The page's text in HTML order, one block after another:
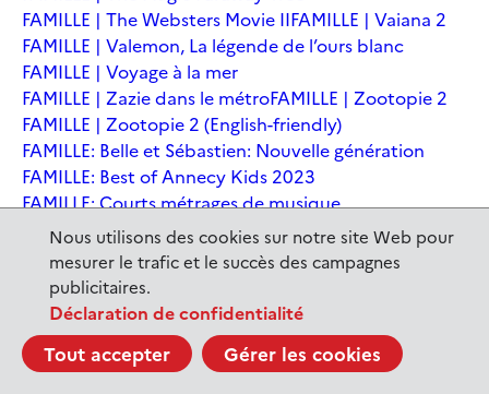
Nous utilisons des cookies sur notre site Web pour
mesurer le trafic et le succès des campagnes
publicitaires.
Déclaration de confidentialité
Tout accepter Gérer les cookies
FAMILLE | The Websters Movie IIFAMILLE | Vaiana 2
FAMILLE | Valemon, La légende de l’ours blanc
FAMILLE | Voyage à la mer
FAMILLE | Zazie dans le métroFAMILLE | Zootopie 2
FAMILLE | Zootopie 2 (English-friendly)
FAMILLE: Belle et Sébastien: Nouvelle génération
FAMILLE: Best of Annecy Kids 2023
FAMILLE: Courts métrages de musique
FAMILLE: Courts-métrages
FAMILLE: Cycle: Drôles de rencontres
FAMILLE: En sortant de l'école - Andrée Chedid
FAMILLE: Ernest et Célestine: Le voyage en Charabie
FAMILLE: Festival International du court métrage
Clermont-Ferrand